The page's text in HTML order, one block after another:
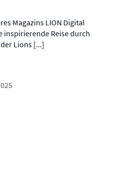
Magazins LION Digital
inspirierende Reise durch
Lions [...]